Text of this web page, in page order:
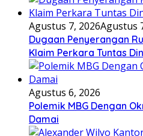
Agustus 7, 2026Agustus
Dugaan Penyerangan
Klaim Perkara Tuntas
Agustus 6, 2026
Polemik MBG Dengan
Damai